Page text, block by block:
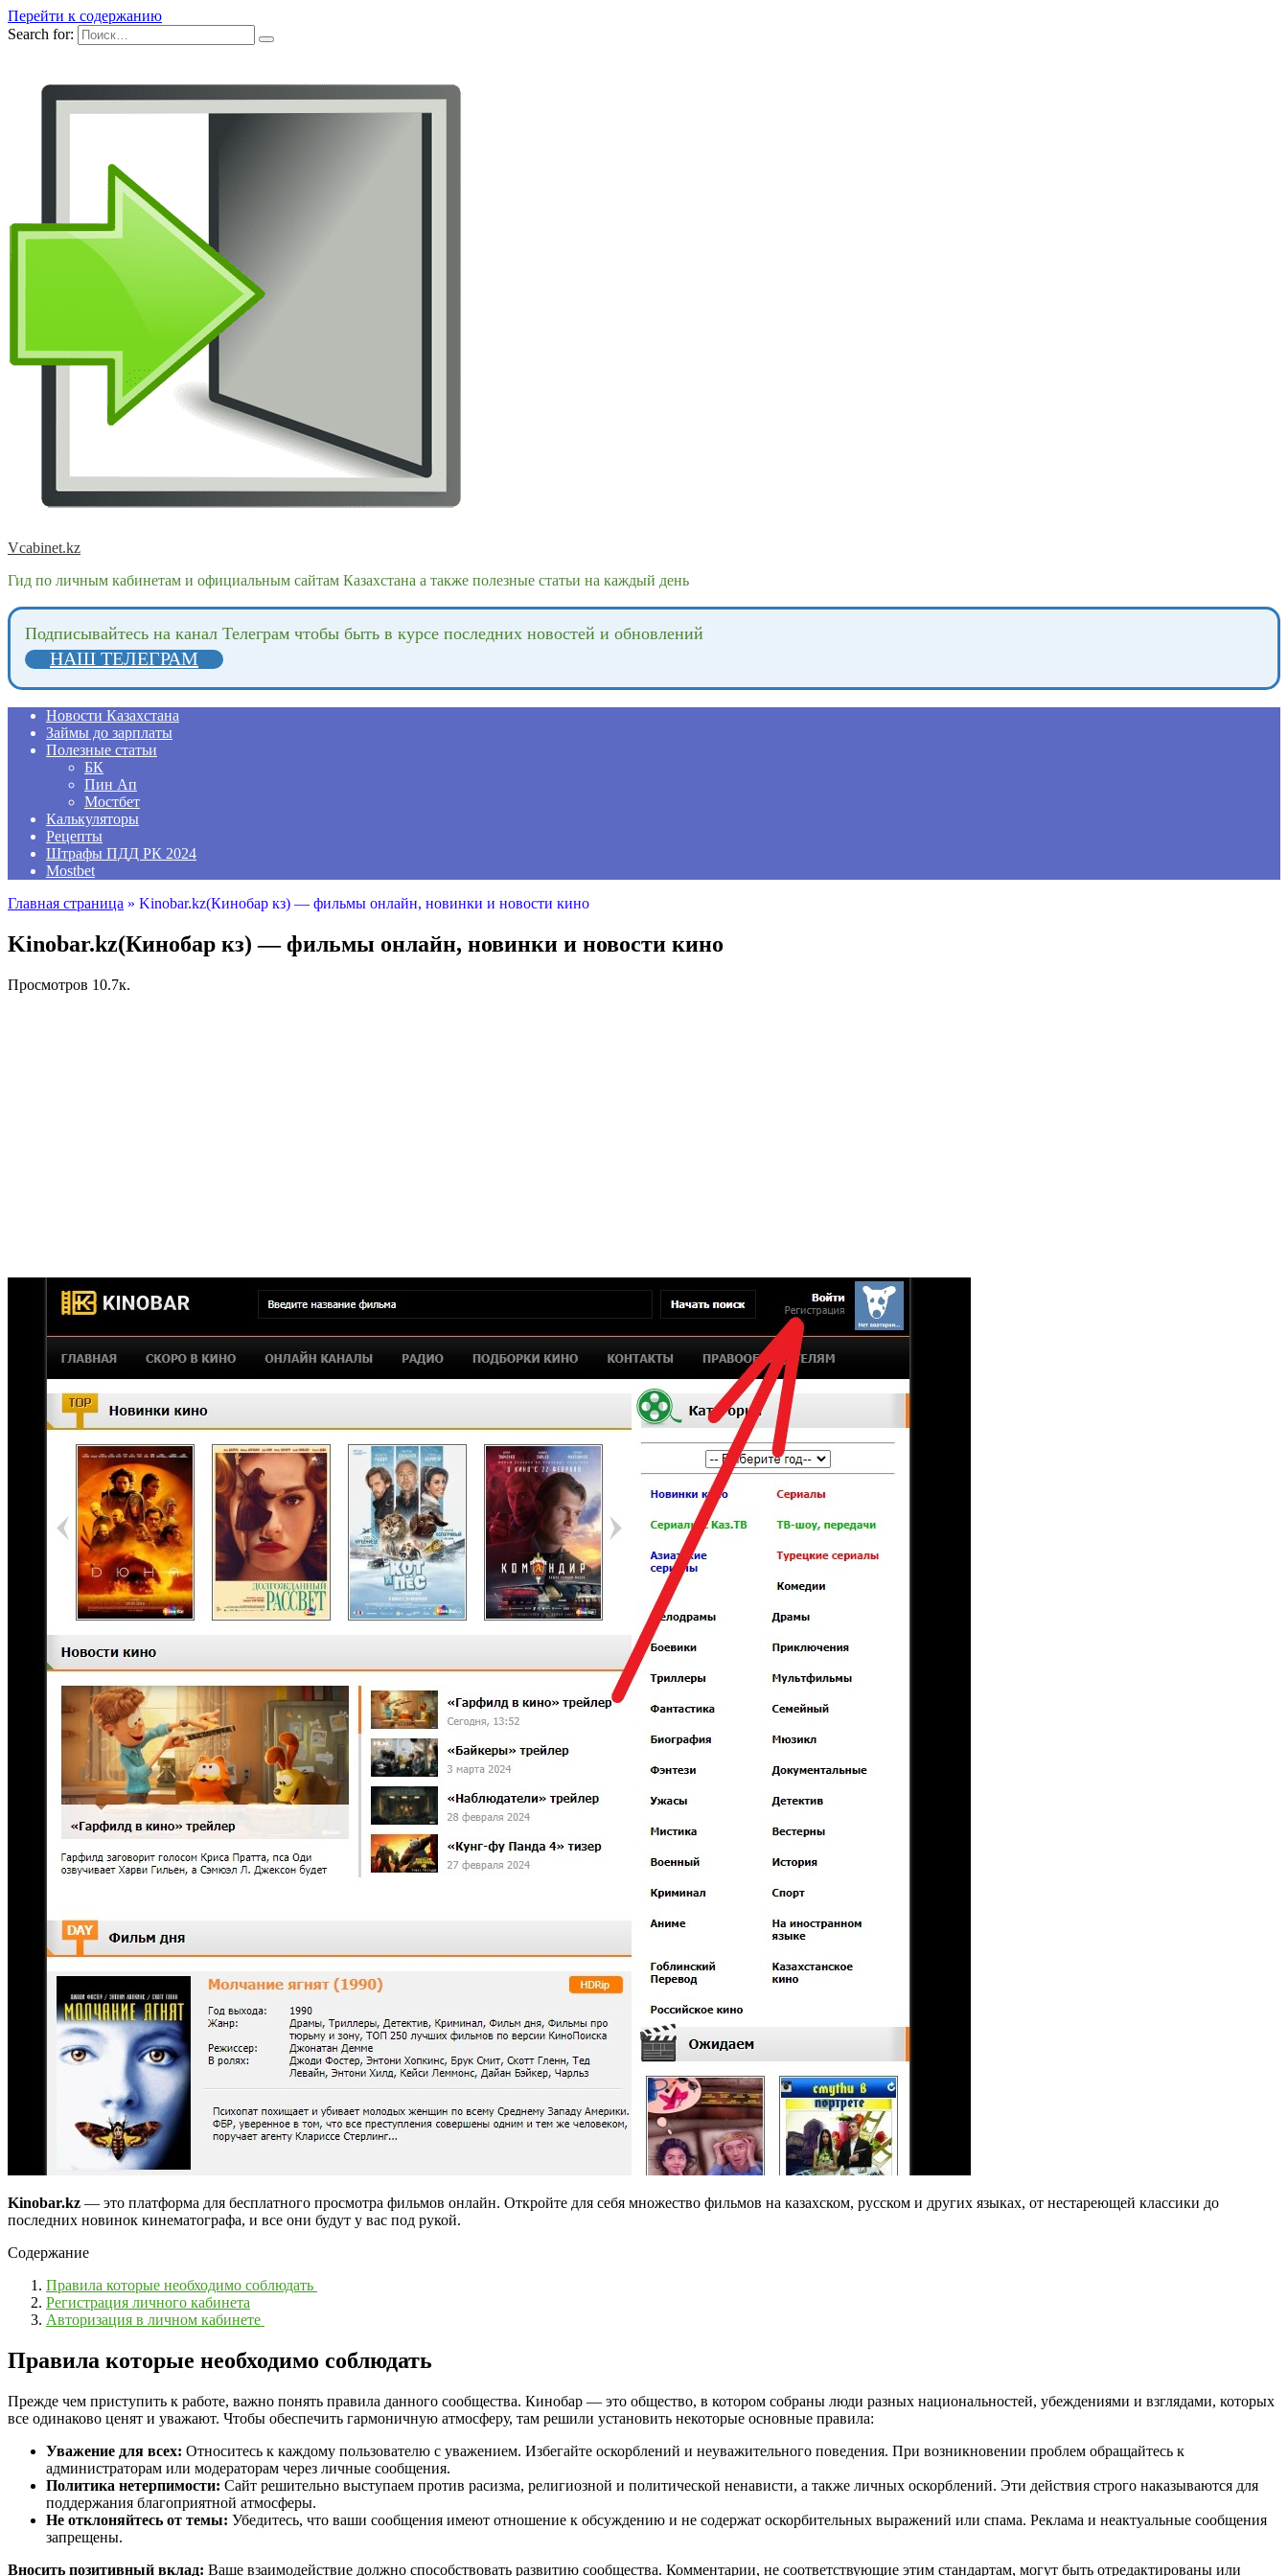
Перейти к содержанию
Search for:
Vcabinet.kz
Гид по личным кабинетам и официальным сайтам Казахстана а также полезные статьи на каждый день
Подпиcывайтесь на канал Телеграм чтобы быть в курсе последних новостей и обновлений
НАШ ТЕЛЕГРАМ
Новости Казахстана
Займы до зарплаты
Полезные статьи
БК
Пин Ап
Мостбет
Калькуляторы
Рецепты
Штрафы ПДД РК 2024
Mostbet
Главная страница » Kinobar.kz(Кинобар кз) — фильмы онлайн, новинки и новости кино
Kinobar.kz(Кинобар кз) — фильмы онлайн, новинки и новости кино
Просмотров 10.7к.
Kinobar.kz — это платформа для бесплатного просмотра фильмов онлайн. Откройте для себя множество фильмов на казахском, русском и других языках, от нестареющей классики до
последних новинок кинематографа, и все они будут у вас под рукой.
Содержание
Правила которые необходимо соблюдать
Регистрация личного кабинета
Авторизация в личном кабинете
Правила которые необходимо соблюдать
Прежде чем приступить к работе, важно понять правила данного сообщества. Кинобар — это общество, в котором собраны люди разных национальностей, убеждениями и взглядами, которых
все одинаково ценят и уважают. Чтобы обеспечить гармоничную атмосферу, там решили установить некоторые основные правила:
Уважение для всех: Относитесь к каждому пользователю с уважением. Избегайте оскорблений и неуважительного поведения. При возникновении проблем обращайтесь к
администраторам или модераторам через личные сообщения.
Политика нетерпимости: Сайт решительно выступаем против расизма, религиозной и политической ненависти, а также личных оскорблений. Эти действия строго наказываются для
поддержания благоприятной атмосферы.
Не отклоняйтесь от темы: Убедитесь, что ваши сообщения имеют отношение к обсуждению и не содержат оскорбительных выражений или спама. Реклама и неактуальные сообщения
запрещены.
Вносить позитивный вклад: Ваше взаимодействие должно способствовать развитию сообщества. Комментарии, не соответствующие этим стандартам, могут быть отредактированы или